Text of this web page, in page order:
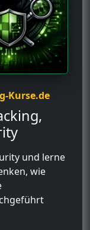
Kurse.de
und lerne
wie